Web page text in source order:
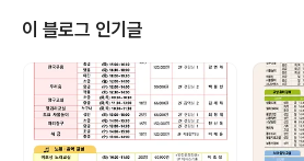
이 블로그 인기글